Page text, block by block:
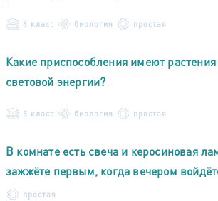
6 класс биология простая
Какие приспособления имеют
световой энергии?
5 класс биология простая
В комнате есть свеча и керосиновая
зажжёте первым, когда вечером
простая